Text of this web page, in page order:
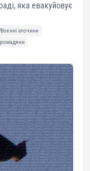
яка евакуйовує
злочини